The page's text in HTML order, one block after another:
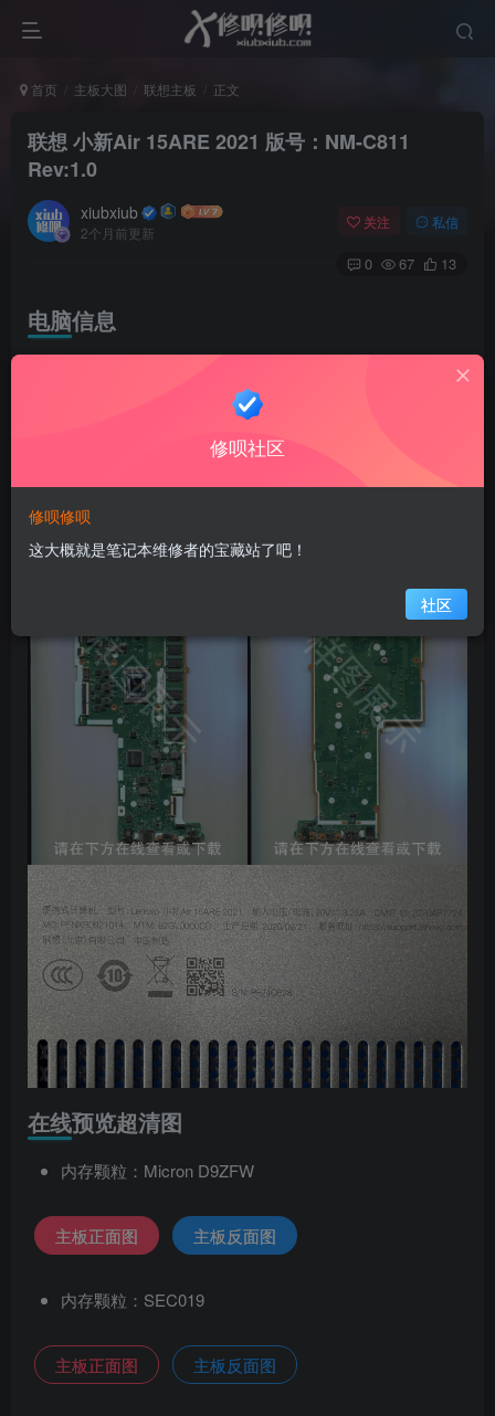
首页 主板大图 联想主板 正文
联想 小新Air 15ARE 2021 版号：NM-C811
Rev:1.0
xiubxiub
2个月前更新
关注 私信
0 67 13
电脑信息
CPU型号 AMD 锐龙 7 4800U
样图展示
在线预览超清图
内存颗粒：Micron D9ZFW
主板正面图 主板反面图
内存颗粒：SEC019
主板正面图 主板反面图
修呗社区
修呗修呗
这大概就是笔记本维修者的宝藏站了吧！
社区